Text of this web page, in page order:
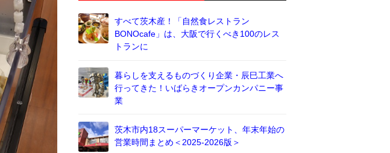
すべて茨木産！「自然食レストラン
BONOcafe」は、大阪で行くべき100のレス
トランに
暮らしを支えるものづくり企業・辰巳工業へ
行ってきた！いばらきオープンカンパニー事
業
茨木市内18スーパーマーケット、年末年始の
営業時間まとめ＜2025-2026版＞